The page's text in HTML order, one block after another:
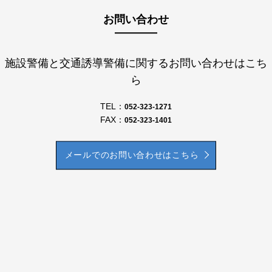
お問い合わせ
施設警備と交通誘導警備に関するお問い合わせはこち
ら
TEL： 052-323-1271
FAX： 052-323-1401
メールでのお問い合わせはこちら